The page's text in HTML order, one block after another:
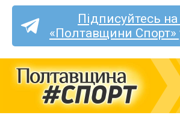
Підписуйтесь
«Полтавщини Спорт»